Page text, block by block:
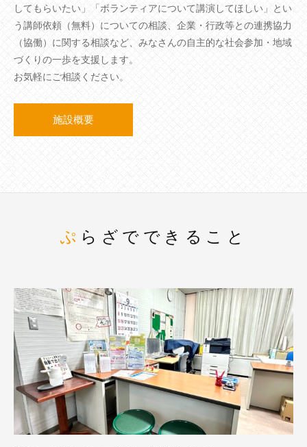
してもらいたい」「ボランティアについて講演してほしい」とい
う講師依頼（無料）についての相談、企業・行政等との連携協力
（協働）に関する相談など、みなさんの自主的な社会参加・地域
づくりの一歩を支援します。
お気軽にご相談ください。
施設概要
ぷらざでできること